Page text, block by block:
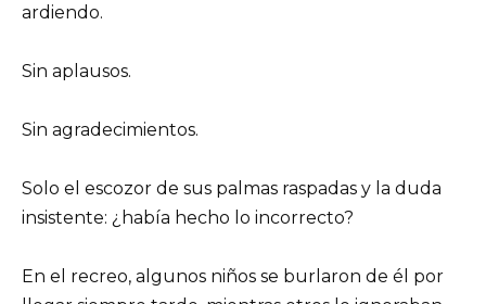
ardiendo.
Sin aplausos.
Sin agradecimientos.
Solo el escozor de sus palmas raspadas y la duda
insistente: ¿había hecho lo incorrecto?
En el recreo, algunos niños se burlaron de él por